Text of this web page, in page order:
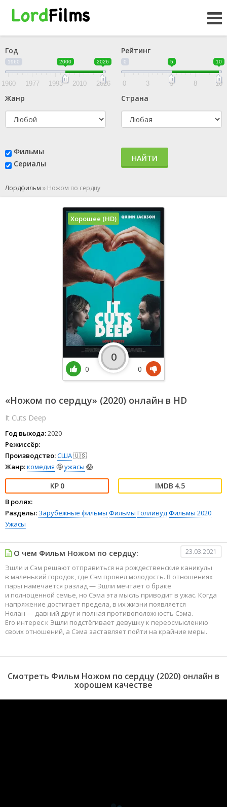
Год
1960 2000 2026
1960 1977 1993 2010 2026
Рейтинг
0 5 10
0 3 5 8 10
Жанр Страна
Фильмы
Сериалы
НАЙТИ
Лордфильм » Ножом по сердцу
«Ножом по сердцу» (2020) онлайн в HD
It Cuts Deep
Год выхода:2020
Режиссёр:
Производство:США🇺🇸
Жанр:комедия 🤪ужасы 😱
0 4.5
В ролях:
Разделы: Зарубежные фильмы Фильмы Голливуд Фильмы 2020
Ужасы
Хорошее (HD)
0
0
0
О чем Фильм Ножом по сердцу: 23.03.2021
Эшли и Сэм решают отправиться на рождественские каникулы
в маленький городок, где Сэм провёл молодость. В отношениях
пары намечается разлад — Эшли мечтает о браке
и полноценной семье, но Сэма эта мысль приводит в ужас. Когда
напряжение достигает предела, в их жизни появляется
Нолан — давний друг и полная противоположность Сэма.
Его интерес к Эшли подстёгивает девушку к переосмыслению
своих отношений, а Сэма заставляет пойти на крайние меры.
Смотреть Фильм Ножом по сердцу (2020) онлайн в
хорошем качестве